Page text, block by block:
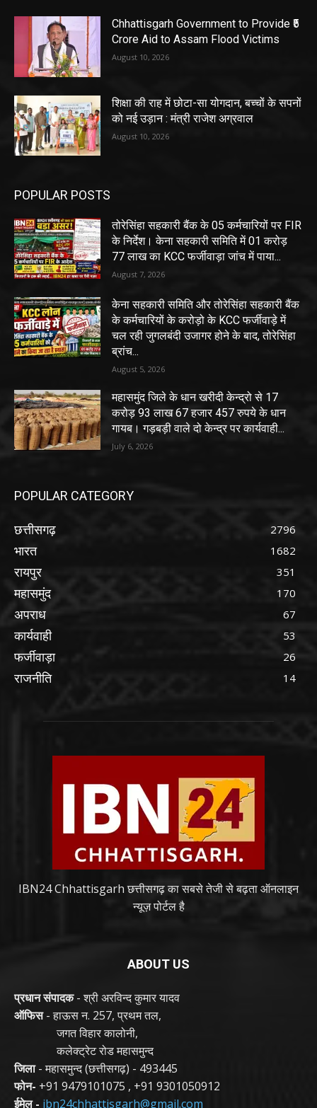
Chhattisgarh Government to Provide ₹5
Crore Aid to Assam Flood Victims
August 10, 2026
शिक्षा की राह में छोटा-सा योगदान, बच्चों के सपनों
को नई उड़ान : मंत्री राजेश अग्रवाल
August 10, 2026
POPULAR POSTS
तोरेसिंहा सहकारी बैंक के 05 कर्मचारियों पर FIR
के निर्देश। केना सहकारी समिति में 01 करोड़
77 लाख का KCC फर्जीवाड़ा जांच में पाया...
August 7, 2026
केना सहकारी समिति और तोरेसिंहा सहकारी बैंक
के कर्मचारियों के करोड़ो के KCC फर्जीवाड़े में
चल रही जुगलबंदी उजागर होने के बाद, तोरेसिंहा
ब्रांच...
August 5, 2026
महासमुंद जिले के धान खरीदी केन्द्रो से 17
करोड़ 93 लाख 67 हजार 457 रुपये के धान
गायब। गड़बड़ी वाले दो केन्द्र पर कार्यवाही...
July 6, 2026
POPULAR CATEGORY
छत्तीसगढ़ 2796
भारत 1682
रायपुर 351
महासमुंद 170
अपराध 67
कार्यवाही 53
फर्जीवाड़ा 26
राजनीति 14
IBN24 Chhattisgarh छत्तीसगढ़ का सबसे तेजी से बढ़ता ऑनलाइन
न्यूज़ पोर्टल है
ABOUT US
प्रधान संपादक- श्री अरविन्द कुमार यादव
ऑफिस- हाऊस न. 257, प्रथम तल,
जगत विहार कालोनी,
कलेक्ट्रेट रोड महासमुन्द
जिला- महासमुन्द (छत्तीसगढ़) - 493445
फोन- +91 9479101075 , +91 9301050912
ईमेल - ibn24chhattisgarh@gmail.com